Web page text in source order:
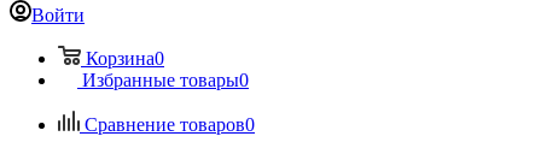
Войти
Корзина0
Избранные товары0
Сравнение товаров0